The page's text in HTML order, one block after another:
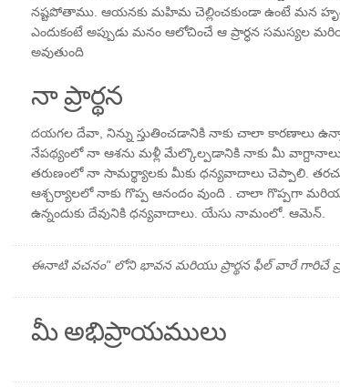
నష్టపోతాము. ఆయనకు మహిమ చెల్లించకుండా ఉంటే మన
ఎందుకంటే అప్పుడు మనం ఆలోచించే ఆ ప్రార్ధన సమస్యల
అవుతుంది
నా ప్రార్థన
దయగల దేవా, నిన్ను స్తుతించడానికి నాకు చాలా కారణాలు
నేపథ్యంలో నా ఆశను మళ్లీ మేల్కొల్పడానికి నాకు మీ
తరుణంలో నా సామర్థ్యాలకు మీకు ధన్యవాదాలు చెప్పాలి.
ఆశ్చర్యాలలో నాకు గొప్ప ఆనందం వుంది . చాలా గొప్పగా
ఉన్నందుకు దేవునికి ధన్యవాదాలు. యేసు నామంలో. ఆమెన్.
ఈనాటి వచనం" లోని భావన మరియు ప్రార్థన ఫీల్ వారే గారిచే
మీ అభిప్రాయములు